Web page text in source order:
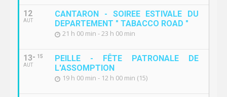
12
AUT
CANTARON - SOIREE ESTIVALE DU
DEPARTEMENT " TABACCO ROAD "
21 h 00 min - 23 h 00 min
13
AUT
15
PEILLE - FÊTE PATRONALE DE
L'ASSOMPTION
19 h 00 min - 12 h 00 min (15)